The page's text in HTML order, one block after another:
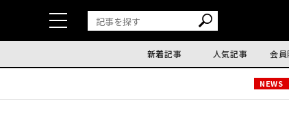
新着記事 人気記事 会員
NEWS